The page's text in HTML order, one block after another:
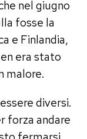
nel giugno
fosse la
e Finlandia,
era stato
malore.
diversi.
forza andare